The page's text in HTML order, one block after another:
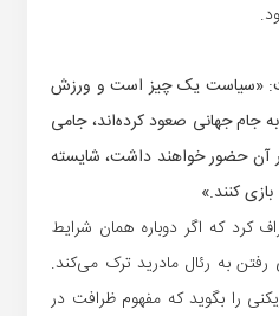
«سیاست یک چیز است و ورزش
جام جهانی صعود کرده‌اند، جامی
آن حضور خواهند داشت، شایسته‌
کنند.»
کرد که اگر دوباره همان شرایط
رفتن به رئال مادرید ترک می‌کند.
را بگوید که مفهوم ظرافت در